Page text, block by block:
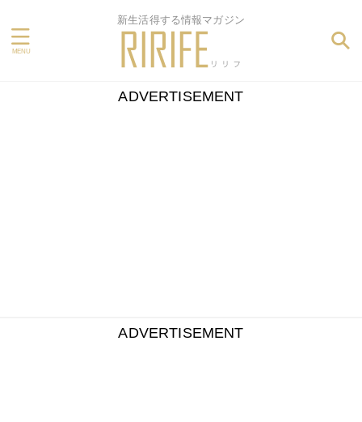
新生活得する情報マガジン
ADVERTISEMENT
ADVERTISEMENT